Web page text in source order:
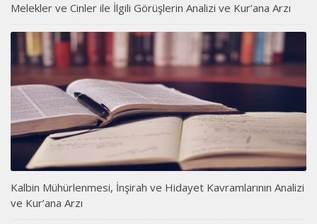
Melekler ve Cinler ile İlgili Görüşlerin Analizi ve Kur’ana Arzı
Kalbin Mühürlenmesi, İnşirah ve Hidayet Kavramlarının Analizi
ve Kur’ana Arzı